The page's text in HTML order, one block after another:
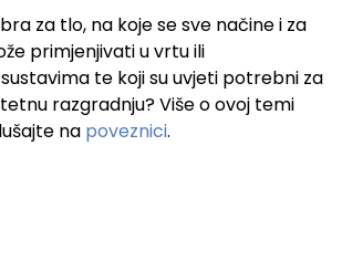
za tlo, na koje se sve načine i za
primjenjivati u vrtu ili
te koji su uvjeti potrebni za
razgradnju? Više o ovoj temi
na poveznici.